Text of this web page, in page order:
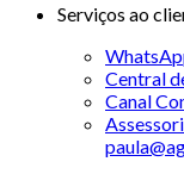
Serviços ao
Central
Canal